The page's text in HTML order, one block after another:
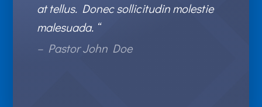
at tellus. Donec sollicitudin molestie
malesuada. “
– Pastor John Doe